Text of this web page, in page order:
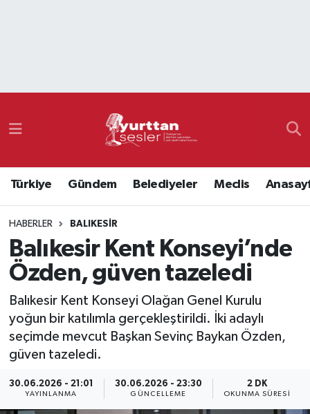
Türkiye Gündem Belediyeler Meclis
HABERLER BALIKESIR
Balıkesir Kent Konseyi’nde
Özden, güven tazeledi
Balıkesir Kent Konseyi Olağan Genel Kurulu
yoğun bir katılımla gerçekleştirildi. İki adaylı
seçimde mevcut Başkan Sevinç Baykan Özden,
güven tazeledi.
30.06.2026 - 21:01
YAYINLANMA
30.06.2026 - 23:30
GÜNCELLEME
2 DK
OKUNMA SÜRESI
Namaz Vakitleri
Süper Lig Puan Durumu ve Fikstür
Tüm Manşetler
Son Dakika Haberleri
Haber Arşivi